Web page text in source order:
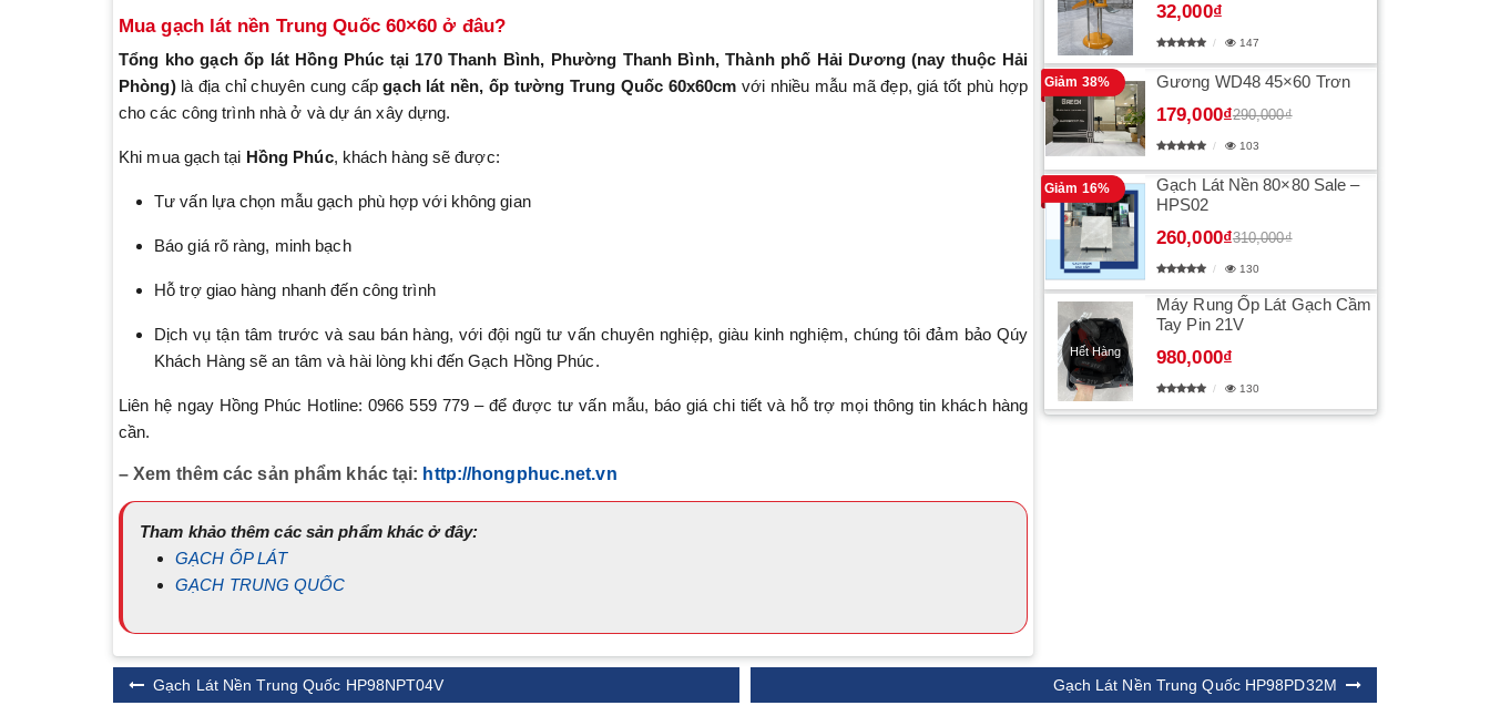
Mua gạch lát nền Trung Quốc 60×60 ở đâu?
Tổng kho gạch ốp lát Hồng Phúc tại 170 Thanh Bình, Phường Thanh Bình, Thành phố Hải Dương (nay thuộc Hải
Phòng) là địa chỉ chuyên cung cấpgạch lát nền, ốp tường Trung Quốc 60x60cm với nhiều mẫu mã đẹp, giá tốt phù hợp
cho các công trình nhà ở và dự án xây dựng.
Khi mua gạch tại Hồng Phúc, khách hàng sẽ được:
Tư vấn lựa chọn mẫu gạch phù hợp với không gian
Báo giá rõ ràng, minh bạch
Hỗ trợ giao hàng nhanh đến công trình
Dịch vụ tận tâm trước và sau bán hàng, với đội ngũ tư vấn chuyên nghiệp, giàu kinh nghiệm, chúng tôi đảm bảo Qúy
Khách Hàng sẽ an tâm và hài lòng khi đến Gạch Hồng Phúc.
Liên hệ ngay Hồng Phúc Hotline: 0966 559 779 – để được tư vấn mẫu, báo giá chi tiết và hỗ trợ mọi thông tin khách hàng
cần.
– Xem thêm các sản phẩm khác tại: http://hongphuc.net.vn
Tham khảo thêm các sản phẩm khác ở đây:
GẠCH ỐP LÁT
GẠCH TRUNG QUỐC
32,000₫
147
Gương WD48 45×60 Trơn
179,000₫290,000₫
Giảm 38%
103
Gạch Lát Nền 80×80 Sale –
HPS02
260,000₫310,000₫
Giảm 16%
130
Máy Rung Ốp Lát Gạch Cầm
Tay Pin 21V
980,000₫
Hết Hàng
130
Gạch Lát Nền Trung Quốc HP98NPT04V Gạch Lát Nền Trung Quốc HP98PD32M